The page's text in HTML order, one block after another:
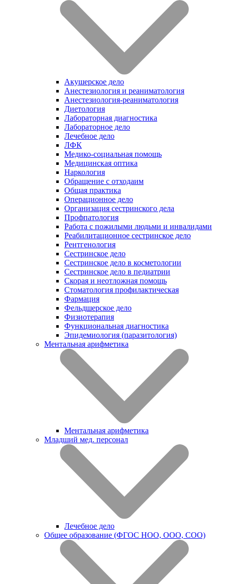
Акушерское дело
Анестезиология и реаниматология
Анестезиология-реаниматология
Диетология
Лабораторная диагностика
Лабораторное дело
Лечебное дело
ЛФК
Медико-социальная помощь
Медицинская оптика
Наркология
Обращение с отходаим
Общая практика
Операционное дело
Организация сестринского дела
Профпатология
Работа с пожилыми людьми и инвалидами
Реабилитационное сестринское дело
Рентгенология
Сестринское дело
Сестринское дело в косметологии
Сестринское дело в педиатрии
Скорая и неотложная помощь
Стоматология профилактическая
Фармация
Фельдшерское дело
Физиотерапия
Функциональная диагностика
Эпидемиология (паразитология)
Ментальная арифметика
Ментальная арифметика
Младший мед. персонал
Лечебное дело
Общее образование (ФГОС НОО, ООО, СОО)